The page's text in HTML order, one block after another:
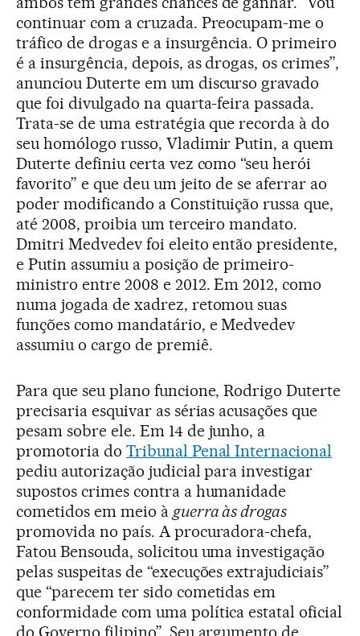
continuar com a cruzada. Preocupam-me o
tráfico de drogas e a insurgência. O primeiro
é a insurgência, depois, as drogas, os crimes”,
anunciou Duterte em um discurso gravado
que foi divulgado na quarta-feira passada.
Trata-se de uma estratégia que recorda à do
seu homólogo russo, Vladimir Putin, a quem
Duterte definiu certa vez como “seu herói
favorito” e que deu um jeito de se aferrar ao
poder modificando a Constituição russa que,
até 2008, proibia um terceiro mandato.
Dmitri Medvedev foi eleito então presidente,
e Putin assumiu a posição de primeiro-
ministro entre 2008 e 2012. Em 2012, como
numa jogada de xadrez, retomou suas
funções como mandatário, e Medvedev
assumiu o cargo de premiê.
Para que seu plano funcione, Rodrigo Duterte
precisaria esquivar as sérias acusações que
pesam sobre ele. Em 14 de junho, a
promotoria do Tribunal Penal Internacional
pediu autorização judicial para investigar
supostos crimes contra a humanidade
cometidos em meio à guerra às drogas
promovida no país. A procuradora-chefa,
Fatou Bensouda, solicitou uma investigação
pelas suspeitas de “execuções extrajudiciais”
que “parecem ter sido cometidas em
conformidade com uma política estatal oficial
do Governo filipino”. Seu argumento de